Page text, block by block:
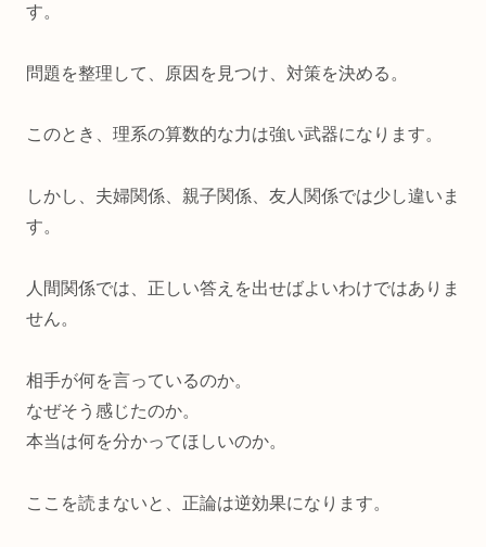
す。
問題を整理して、原因を見つけ、対策を決める。
このとき、理系の算数的な力は強い武器になります。
しかし、夫婦関係、親子関係、友人関係では少し違いま
す。
人間関係では、正しい答えを出せばよいわけではありま
せん。
相手が何を言っているのか。
なぜそう感じたのか。
本当は何を分かってほしいのか。
ここを読まないと、正論は逆効果になります。